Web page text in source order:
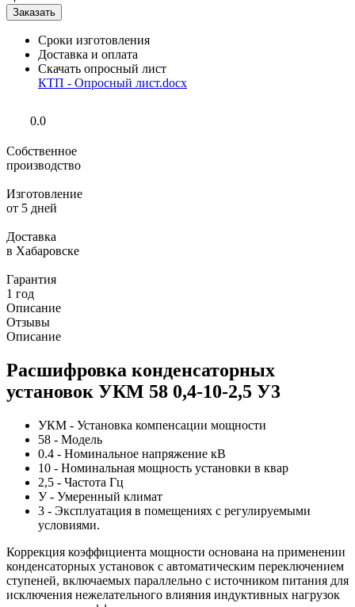
Сроки изготовления
Доставка и оплата
Скачать опросный лист
КТП - Опросный лист.docx
0.0
Собственное
производство
Изготовление
от 5 дней
Доставка
в Хабаровске
Гарантия
1 год
Описание
Отзывы
Описание
Расшифровка конденсаторных
установок УКМ 58 0,4-10-2,5 У3
УКМ - Установка компенсации мощности
58 - Модель
0.4 - Номинальное напряжение кВ
10 - Номинальная мощность установки в квар
2,5 - Частота Гц
У - Умеренный климат
3 - Эксплуатация в помещениях с регулируемыми
условиями.
Коррекция коэффициента мощности основана на применении
конденсаторных установок с автоматическим переключением
ступеней, включаемых параллельно с источником питания для
исключения нежелательного влияния индуктивных нагрузок